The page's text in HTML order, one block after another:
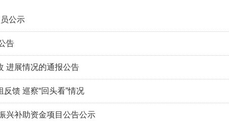
公示
告
进展情况的通报公告
馈 巡察“回头看”情况
兴补助资金项目公告公示